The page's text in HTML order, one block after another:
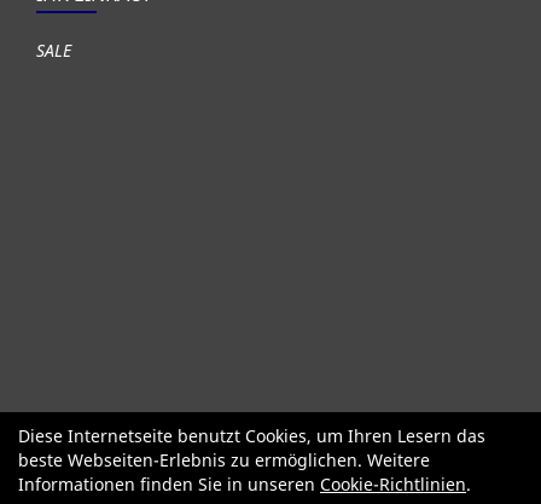
SALE
Fahrräder Gute gebrauchte Fahrräder
Roller + Laufräder
Fahrradzubehör
Fahrradteile
Bekleidung Helme Schuhe
SALE
Neuheiten
Diese Internetseite benutzt Cookies, um Ihren Lesern das
beste Webseiten-Erlebnis zu ermöglichen. Weitere
Informationen finden Sie in unseren Cookie-Richtlinien.